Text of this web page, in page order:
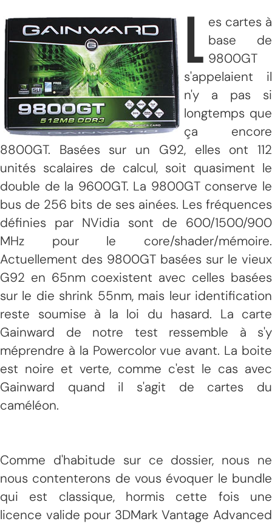
L
es cartes à
base de
9800GT
s'appelaient il
n'y a pas si
longtemps que
ça encore
8800GT. Basées sur un G92, elles ont 112
unités scalaires de calcul, soit quasiment le
double de la 9600GT. La 9800GT conserve le
bus de 256 bits de ses ainées. Les fréquences
définies par NVidia sont de 600/1500/900
MHz pour le core/shader/mémoire.
Actuellement des 9800GT basées sur le vieux
G92 en 65nm coexistent avec celles basées
sur le die shrink 55nm, mais leur identification
reste soumise à la loi du hasard. La carte
Gainward de notre test ressemble à s'y
méprendre à la Powercolor vue avant. La boite
est noire et verte, comme c'est le cas avec
Gainward quand il s'agit de cartes du
caméléon.
Comme d'habitude sur ce dossier, nous ne
nous contenterons de vous évoquer le bundle
qui est classique, hormis cette fois une
licence valide pour 3DMark Vantage Advanced